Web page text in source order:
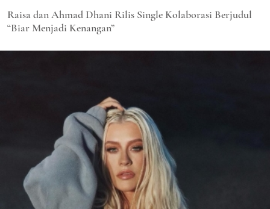
Raisa dan Ahmad Dhani Rilis Single Kolaborasi Berjudul
“Biar Menjadi Kenangan”